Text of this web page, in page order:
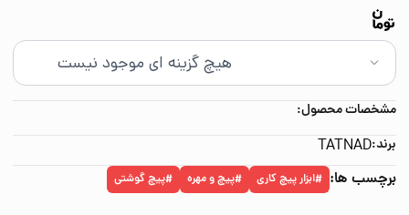
مشخصات محصول:
برند:TATNAD
برچسب ها: #ابزار پیچ کاری #پیچ و مهره #پیچ گوشتی